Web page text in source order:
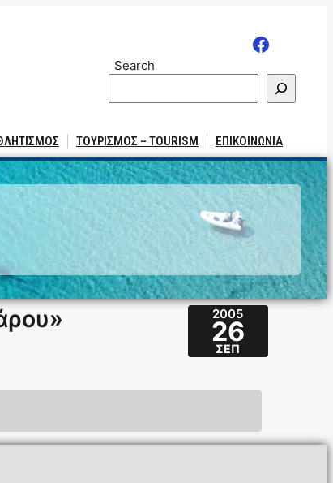
Search
ΤΟΥΡΙΣΜΟΣ – TOURISM ΕΠΙΚΟΙΝΩΝΙΑ
2005
26
ΣΕΠ